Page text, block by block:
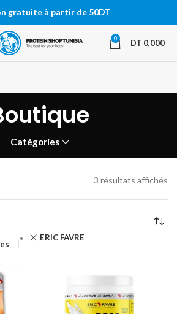
0 DT 0,000
Catégories
3 résultats affichés
ERIC FAVRE
gratuite à partir de 50DT